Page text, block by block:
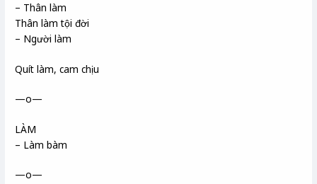
– Thân làm
Thân làm tội đời
– Người làm
Quít làm, cam chịu
—o—
LÀM
– Làm bàm
—o—